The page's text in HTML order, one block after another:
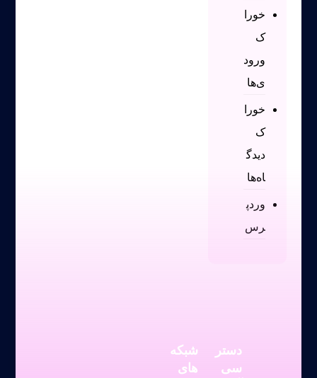
خورا
ک
ورود
ی‌ها
خورا
ک
دیدگ
اه‌ها
وردپ
رس
شبکه
های
دستر
سی